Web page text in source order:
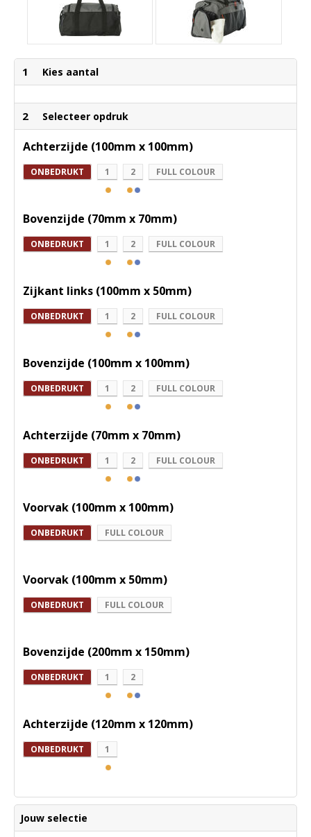
1 Kies aantal
2 Selecteer opdruk
Achterzijde (100mm x 100mm)
ONBEDRUKT 1 2 FULL COLOUR
Bovenzijde (70mm x 70mm)
ONBEDRUKT 1 2 FULL COLOUR
Zijkant links (100mm x 50mm)
ONBEDRUKT 1 2 FULL COLOUR
Bovenzijde (100mm x 100mm)
ONBEDRUKT 1 2 FULL COLOUR
Achterzijde (70mm x 70mm)
ONBEDRUKT 1 2 FULL COLOUR
Voorvak (100mm x 100mm)
ONBEDRUKT FULL COLOUR
Voorvak (100mm x 50mm)
ONBEDRUKT FULL COLOUR
Bovenzijde (200mm x 150mm)
ONBEDRUKT 1 2
Achterzijde (120mm x 120mm)
ONBEDRUKT 1
Jouw selectie